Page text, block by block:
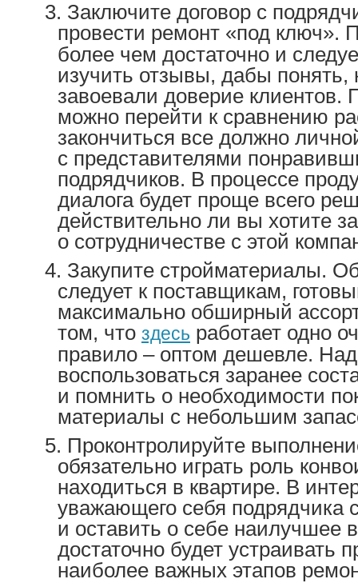
Заключите договор с
провести ремонт «под ключ».
более чем достаточно и
изучить отзывы, дабы понять,
завоевали доверие клиентов.
можно перейти к сравнению
закончиться все должно
с представителями
подрядчиков. В процессе
диалога будет проще всего
действительно ли вы хотите
о сотрудничестве с этой
Закупите стройматериалы.
следует к поставщикам,
максимально обширный
том, что здесь работает одно
правило – оптом дешевле.
воспользоваться заранее
и помнить о необходимости
материалы с небольшим
Проконтролируйте
обязательно играть роль
находиться в квартире. В
уважающего себя подрядчика
и оставить о себе наилучшее
достаточно будет устраивать
наиболее важных этапов